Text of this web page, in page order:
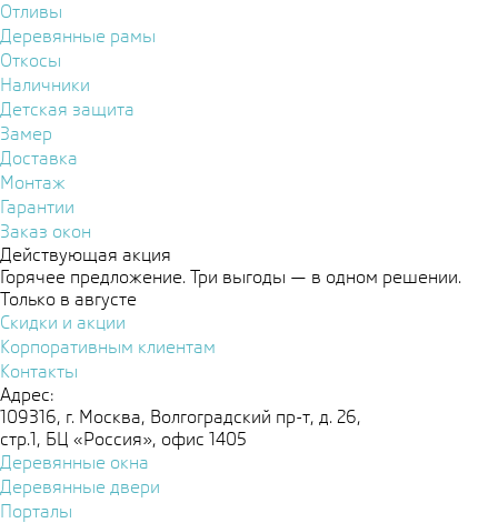
Отливы
Деревянные рамы
Откосы
Наличники
Детская защита
Замер
Доставка
Монтаж
Гарантии
Заказ окон
Действующая акция
Горячее предложение. Три выгоды — в одном решении.
Только в августе
Скидки и акции
Корпоративным клиентам
Контакты
Адрес:
109316, г. Москва, Волгоградский пр-т, д. 26,
стр.1, БЦ «Россия», офис 1405
Деревянные окна
Деревянные двери
Порталы